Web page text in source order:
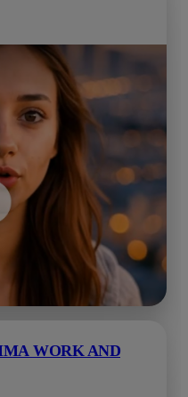
WORK AND